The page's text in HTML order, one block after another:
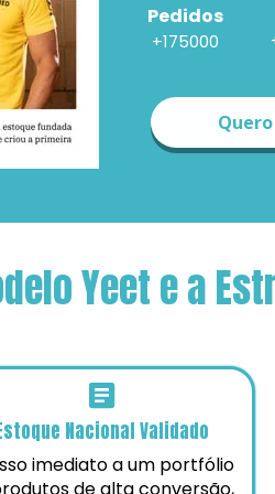
Pedidos
+175000
Yeet e a
Nacional Validado
imediato a um portfólio
de alta conversão,